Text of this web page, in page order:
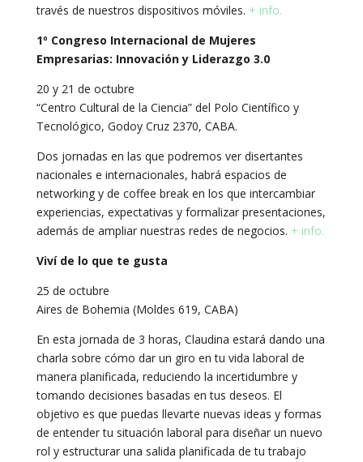
través de nuestros dispositivos móviles. + info.
1º Congreso Internacional de Mujeres
Empresarias: Innovación y Liderazgo 3.0
20 y 21 de octubre
“Centro Cultural de la Ciencia” del Polo Científico y
Tecnológico, Godoy Cruz 2370, CABA.
Dos jornadas en las que podremos ver disertantes
nacionales e internacionales, habrá espacios de
networking y de coffee break en los que intercambiar
experiencias, expectativas y formalizar presentaciones,
además de ampliar nuestras redes de negocios. + info.
Viví de lo que te gusta
25 de octubre
Aires de Bohemia (Moldes 619, CABA)
En esta jornada de 3 horas, Claudina estará dando una
charla sobre cómo dar un giro en tu vida laboral de
manera planificada, reduciendo la incertidumbre y
tomando decisiones basadas en tus deseos. El
objetivo es que puedas llevarte nuevas ideas y formas
de entender tu situación laboral para diseñar un nuevo
rol y estructurar una salida planificada de tu trabajo